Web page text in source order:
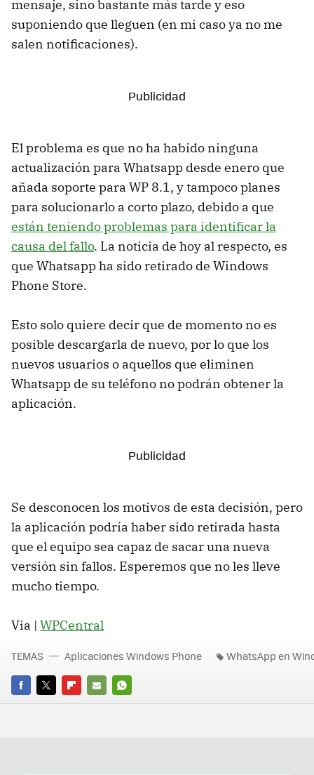
mensaje, sino bastante más tarde y eso
suponiendo que lleguen (en mi caso ya no me
salen notificaciones).
El problema es que no ha habido ninguna
actualización para Whatsapp desde enero que
añada soporte para WP 8.1, y tampoco planes
para solucionarlo a corto plazo, debido a que
están teniendo problemas para identificar la
causa del fallo. La noticia de hoy al respecto, es
que Whatsapp ha sido retirado de Windows
Phone Store.
Esto solo quiere decir que de momento no es
posible descargarla de nuevo, por lo que los
nuevos usuarios o aquellos que eliminen
Whatsapp de su teléfono no podrán obtener la
aplicación.
Se desconocen los motivos de esta decisión, pero
la aplicación podría haber sido retirada hasta
que el equipo sea capaz de sacar una nueva
versión sin fallos. Esperemos que no les lleve
mucho tiempo.
Via | WPCentral
FACEBOOK
TWITTERFLIPBOARD
E-
WHATSAPP
TEMAS Aplicaciones Windows Phone WhatsApp en